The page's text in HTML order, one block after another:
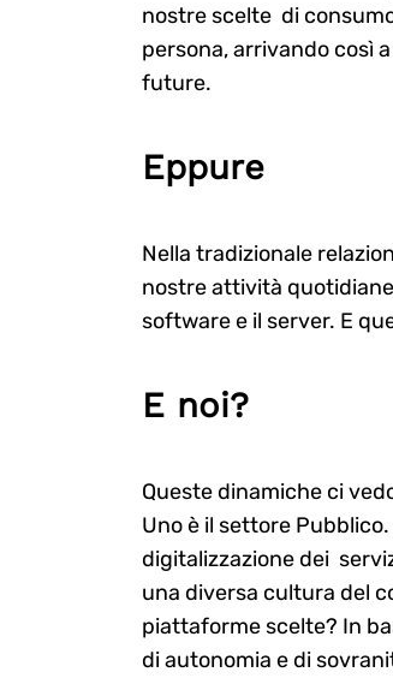
nostre scelte di
persona, arrivando così
future.
Eppure
Nella tradizionale
nostre attività
software e il server. E
E noi?
Queste dinamiche ci
Uno è il settore
digitalizzazione dei
una diversa cultura del
piattaforme scelte? In
di autonomia e di